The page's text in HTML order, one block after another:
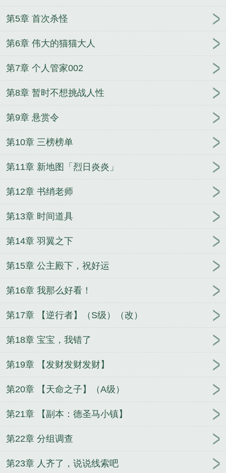
第5章 首次杀怪
第6章 伟大的猫猫大人
第7章 个人管家002
第8章 暂时不想挑战人性
第9章 悬赏令
第10章 三榜榜单
第11章 新地图「烈日炎炎」
第12章 书绡老师
第13章 时间道具
第14章 羽翼之下
第15章 公主殿下，祝好运
第16章 我那么好看！
第17章 【逆行者】（S级）（改）
第18章 宝宝，我错了
第19章 【发财发财发财】
第20章 【天命之子】（A级）
第21章 【副本：德圣马小镇】
第22章 分组调查
第23章 人齐了，说说线索吧